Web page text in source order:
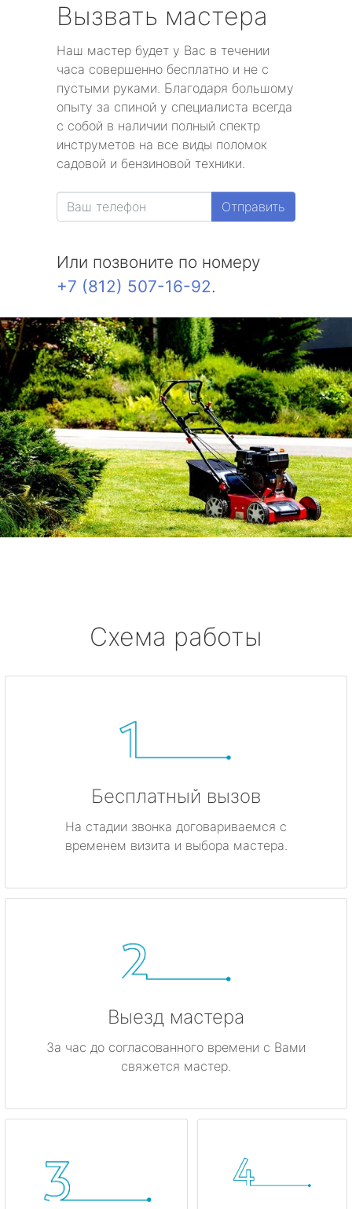
Вызвать мастера
Наш мастер будет у Вас в течении
часа совершенно бесплатно и не с
пустыми руками. Благодаря большому
опыту за спиной у специалиста всегда
с собой в наличии полный спектр
инструметов на все виды поломок
садовой и бензиновой техники.
Отправить
Или позвоните по номеру
+7 (812) 507-16-92.
Схема работы
Бесплатный вызов
На стадии звонка договариваемся с
временем визита и выбора мастера.
Выезд мастера
За час до согласованного времени с Вами
свяжется мастер.